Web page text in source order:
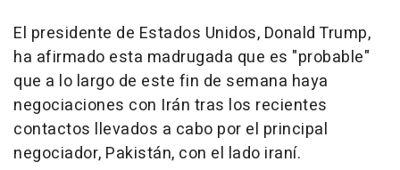
El presidente de Estados Unidos, Donald Trump,
ha afirmado esta madrugada que es "probable"
que a lo largo de este fin de semana haya
negociaciones con Irán tras los recientes
contactos llevados a cabo por el principal
negociador, Pakistán, con el lado iraní.